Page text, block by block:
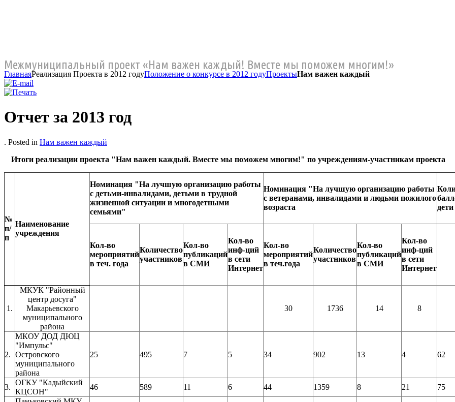
Межмуниципальный проект «Нам важен каждый! Вместе мы поможем многим!»
ГлавнаяРеализация Проекта в 2012 годуПоложение о конкурсе в 2012 годуПроектыНам важен каждый
Отчет за 2013 год
. Posted in Нам важен каждый
Итоги реализации проекта "Нам важен каждый. Вместе мы поможем многим!" по учреждениям-участникам проекта
№
п/
п
Наименование
учреждения
Номинация "На лучшую организацию работы
с детьми-инвалидами, детьми в трудной
жизненной ситуации и многодетными
семьями"
Номинация "На лучшую организацию работы
с ветеранами, инвалидами и людьми пожилого
возраста
дети
Кол-во
мероприятий
в теч. года
Количество
участников
Кол-во
публикаций
в СМИ
Кол-во
инф-ций
в сети
Интернет
Кол-во
мероприятий
в теч.года
Количество
участников
Кол-во
публикаций
в СМИ
Кол-во
инф-ций
в сети
Интернет
1.
МКУК "Районный
центр досуга"
Макарьевского
муниципального
района
30 1736 14 8
2.
МКОУ ДОД ДЮЦ
"Импульс"
Островского
муниципального
района
25 495 7 5 34 902 13 4 62
3.
ОГКУ "Кадыйский
КЦСОН"
46 589 11 6 44 1359 8 21 75